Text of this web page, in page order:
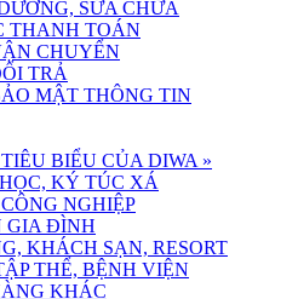
SỬA CHỮA
THANH TOÁN
CHUYỂN
TRẢ
MẬT THÔNG TIN
BIỂU CỦA DIWA »
KÝ TÚC XÁ
NGHIỆP
GIA ĐÌNH
KHÁCH SẠN, RESORT
THỂ, BỆNH VIỆN
KHÁC